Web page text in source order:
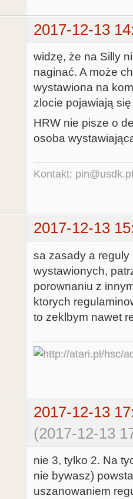
2017-12-13
widzę, że na Silly
naginać. A może
wystawiona na
zlocie pojawiają
HRW nie pisze o
osoba
Kontakt: pin@usdk.pl
2017-12-13
sa zasady a reguly
wystawionych,
porownaniu z
ktorych
to zeklbym nawet
2017-12-13
(2017-12-13
nie 3, tylko 2. Na
nie bywasz)
uszanowaniem